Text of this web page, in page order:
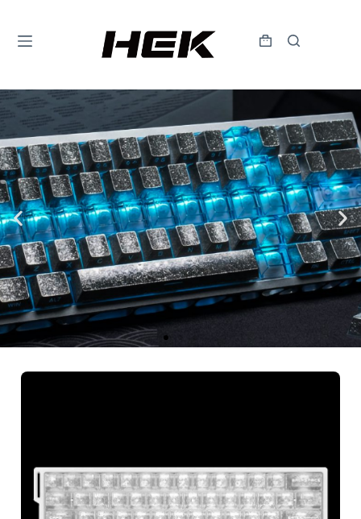
スタイルに妥協は禁物。超高速ホール効果
技術を、美しい半透明デザインで包み込ん